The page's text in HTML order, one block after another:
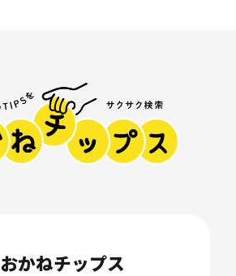
おかねチップス